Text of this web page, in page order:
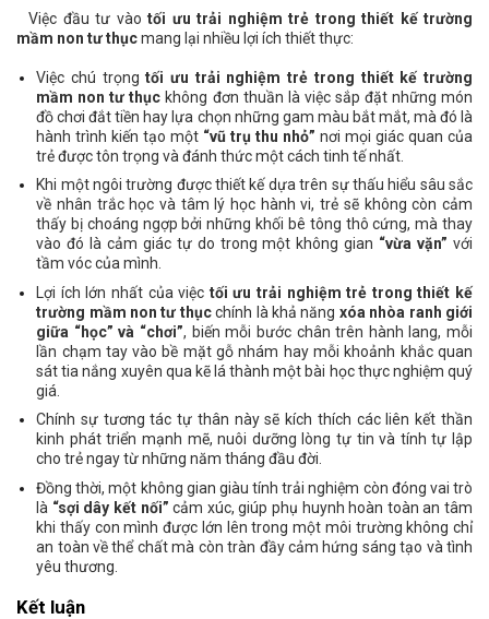
Việc đầu tư vào tối ưu trải nghiệm trẻ trong thiết kế trường
mầm non tư thụcmang lại nhiều lợi ích thiết thực:
Việc chú trọngtối ưu trải nghiệm trẻ trong thiết kế trường
mầm non tư thục không đơn thuần là việc sắp đặt những món
đồ chơi đắt tiền hay lựa chọn những gam màu bắt mắt, mà đó là
hành trình kiến tạo một “vũ trụ thu nhỏ” nơi mọi giác quan của
trẻ được tôn trọng và đánh thức một cách tinh tế nhất.
Khi một ngôi trường được thiết kế dựa trên sự thấu hiểu sâu sắc
về nhân trắc học và tâm lý học hành vi, trẻ sẽ không còn cảm
thấy bị choáng ngợp bởi những khối bê tông thô cứng, mà thay
vào đó là cảm giác tự do trong một không gian “vừa vặn” với
tầm vóc của mình.
Lợi ích lớn nhất của việc tối ưu trải nghiệm trẻ trong thiết kế
trường mầm non tư thụcchính là khả năng xóa nhòa ranh giới
giữa “học” và “chơi”, biến mỗi bước chân trên hành lang, mỗi
lần chạm tay vào bề mặt gỗ nhám hay mỗi khoảnh khắc quan
sát tia nắng xuyên qua kẽ lá thành một bài học thực nghiệm quý
giá.
Chính sự tương tác tự thân này sẽ kích thích các liên kết thần
kinh phát triển mạnh mẽ, nuôi dưỡng lòng tự tin và tính tự lập
cho trẻ ngay từ những năm tháng đầu đời.
Đồng thời, một không gian giàu tính trải nghiệm còn đóng vai trò
là “sợi dây kết nối” cảm xúc, giúp phụ huynh hoàn toàn an tâm
khi thấy con mình được lớn lên trong một môi trường không chỉ
an toàn về thể chất mà còn tràn đầy cảm hứng sáng tạo và tình
yêu thương.
Kết luận